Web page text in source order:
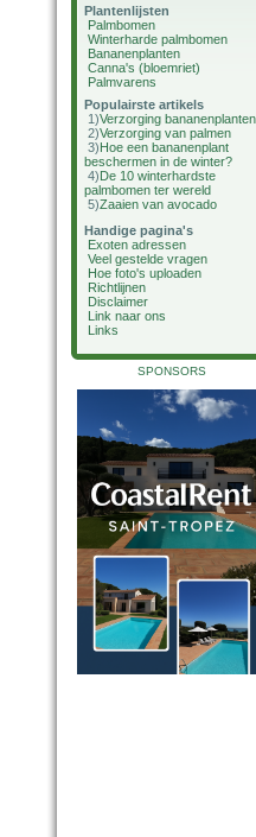
Plantenlijsten
Palmbomen
Winterharde palmbomen
Bananenplanten
Canna's (bloemriet)
Palmvarens
Populairste artikels
1)Verzorging bananenplanten
2)Verzorging van palmen
3)Hoe een bananenplant
beschermen in de winter?
4)De 10 winterhardste
palmbomen ter wereld
5)Zaaien van avocado
Handige pagina's
Exoten adressen
Veel gestelde vragen
Hoe foto's uploaden
Richtlijnen
Disclaimer
Link naar ons
Links
SPONSORS